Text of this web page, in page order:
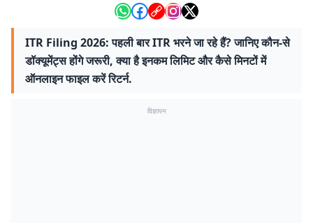
ITR Filing 2026: पहली बार ITR भरने जा रहे हैं? जानिए कौन-से
डॉक्यूमेंट्स होंगे जरूरी, क्या है इनकम लिमिट और कैसे मिनटों में
ऑनलाइन फाइल करें रिटर्न.
विज्ञापन